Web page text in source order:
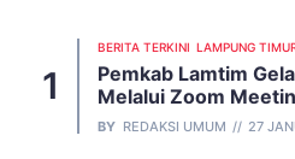
BERITA TERKINI LAMPUNG
Pemkab Lamtim
Melalui Zoom
BY REDAKSI UMUM 27